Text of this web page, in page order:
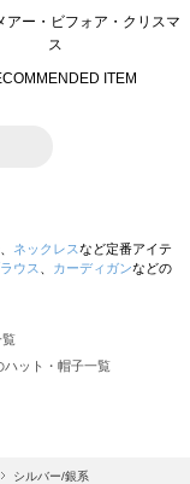
ネックレスなど定番アイテ
ウス カーディガンなどの
覧
ハット・帽子一覧
ス）のハット・帽子一覧
ト・帽子一覧
シルバー/銀系